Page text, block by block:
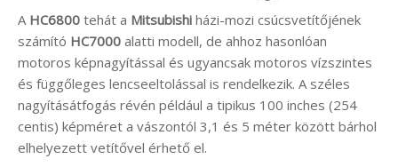
A HC6800 tehát a Mitsubishi házi-mozi csúcsvetítőjének
számító HC7000 alatti modell, de ahhoz hasonlóan
motoros képnagyítással és ugyancsak motoros vízszintes
és függőleges lencseeltolással is rendelkezik. A széles
nagyításátfogás révén például a tipikus 100 inches (254
centis) képméret a vászontól 3,1 és 5 méter között bárhol
elhelyezett vetítővel érhető el.